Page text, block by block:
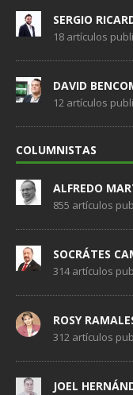
SERGIO
18 artículos
DAVID
12 artículos
COLUMNISTAS
ALFREDO
855 artículos
SOCRÁTES
314 artículos
ROSY
312 artículos
JOEL